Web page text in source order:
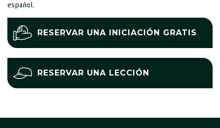
español.
RESERVAR UNA INICIACIÓN GRATIS
RESERVAR UNA LECCIÓN